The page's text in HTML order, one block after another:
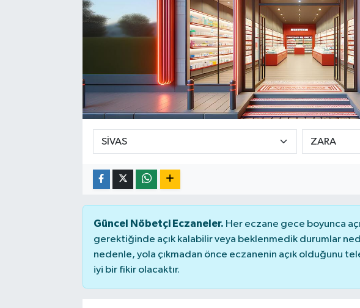
Güncel Nöbetçi Eczaneler. Her eczane gece boyunca
gerektiğinde açık kalabilir veya beklenmedik durumlar
nedenle, yola çıkmadan önce eczanenin açık olduğunu
iyi bir fikir olacaktır.